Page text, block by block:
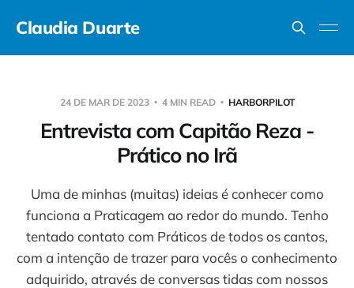
Claudia Duarte
24 DE MAR DE 2023 4 MIN READ HARBORPILOT
Entrevista com Capitão Reza -
Prático no Irã
Uma de minhas (muitas) ideias é conhecer como
funciona a Praticagem ao redor do mundo. Tenho
tentado contato com Práticos de todos os cantos,
com a intenção de trazer para vocês o conhecimento
adquirido, através de conversas tidas com nossos